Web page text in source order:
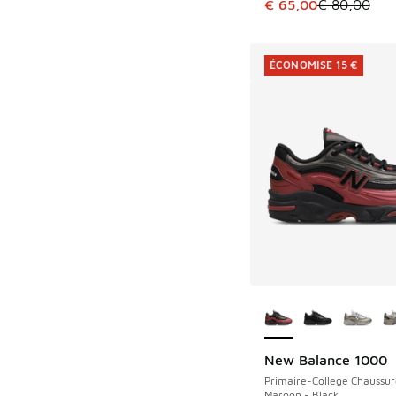
Cet article est en
€ 65,00€ 80,00
New Balance 1000
Primaire-College
ÉCONOMISE 15 €
ÉCONOMISE 15 €